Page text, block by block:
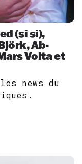
(si si),
Ab-
Volta et
news du